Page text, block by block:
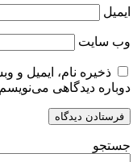
ایمیل
وب‌ سایت
ذخیره نام، ایمیل و
دوباره دیدگاهی
جستجو